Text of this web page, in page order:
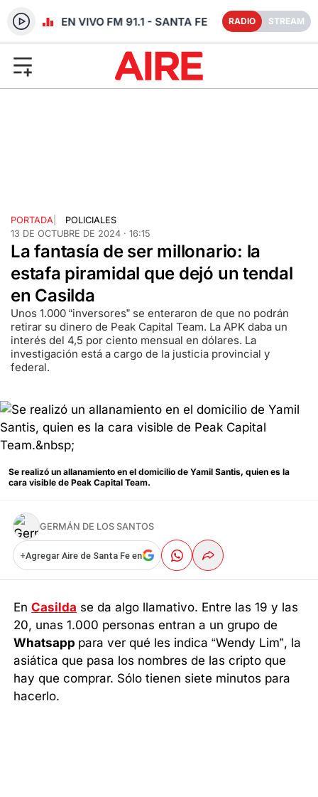
RADIO EN VIVO FM 91.1 - SANTA FE RADIO STREAM
PORTADA
POLICIALES
13 DE OCTUBRE DE 2024 · 16:15
La fantasía de ser millonario: la
estafa piramidal que dejó un tendal
en Casilda
Unos 1.000 “inversores” se enteraron de que no podrán
retirar su dinero de Peak Capital Team. La APK daba un
interés del 4,5 por ciento mensual en dólares. La
investigación está a cargo de la justicia provincial y
federal.
Se realizó un allanamiento en el domicilio de Yamil Santis, quien es la
cara visible de Peak Capital Team.
GERMÁN DE LOS SANTOS
+Agregar Aire de Santa Fe en
EnCasilda se da algo llamativo. Entre las 19 y las
20, unas 1.000 personas entran a un grupo de
Whatsapp para ver qué les indica “Wendy Lim”, la
asiática que pasa los nombres de las cripto que
hay que comprar. Sólo tienen siete minutos para
hacerlo.